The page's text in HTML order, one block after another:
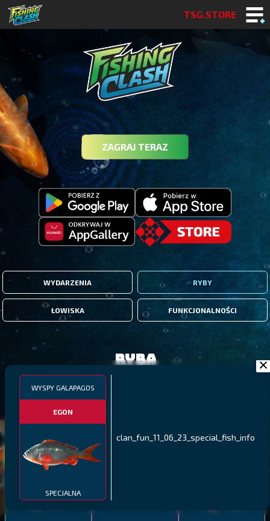
TSG.STORE
ZAGRAJ TERAZ
WYDARZENIA RYBY
ŁOWISKA FUNKCJONALNOŚCI
WYSPY GALAPAGOS
EGON
SPECJALNA
clan_fun_11_06_23_special_fish_info
Ryba
PYSZCZAK ZACHODNI
PÓŁNOCNE FIORDY WYSPY GALAPAGOS